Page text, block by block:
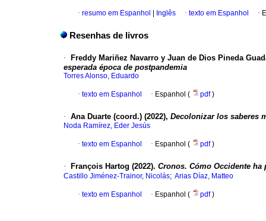
· resumo em Espanhol Inglês · texto em Espanhol ·
Resenhas de livros
·
Freddy Mariñez Navarro y Juan de Dios Pineda
esperada época de postpandemia
Torres Alonso, Eduardo
· texto em Espanhol · Espanhol ( pdf)
· Ana Duarte (coord.) (2022), Decolonizar los saberes
Noda Ramírez, Eder Jesús
· texto em Espanhol · Espanhol ( pdf)
· François Hartog (2022). Cronos. Cómo Occidente
Castillo Jiménez-Trainor, Nicolás; Arias Díaz, Matteo
· texto em Espanhol · Espanhol ( pdf)